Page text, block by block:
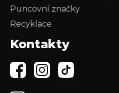
Puncovní značky
Recyklace
Kontakty